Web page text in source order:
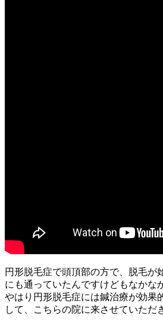
円形脱毛症で頭頂部の方で、脱毛が
にも通っていたんですけどもなかな
やはり円形脱毛症には鍼治療が効果
して、こちらの院に来させていただ